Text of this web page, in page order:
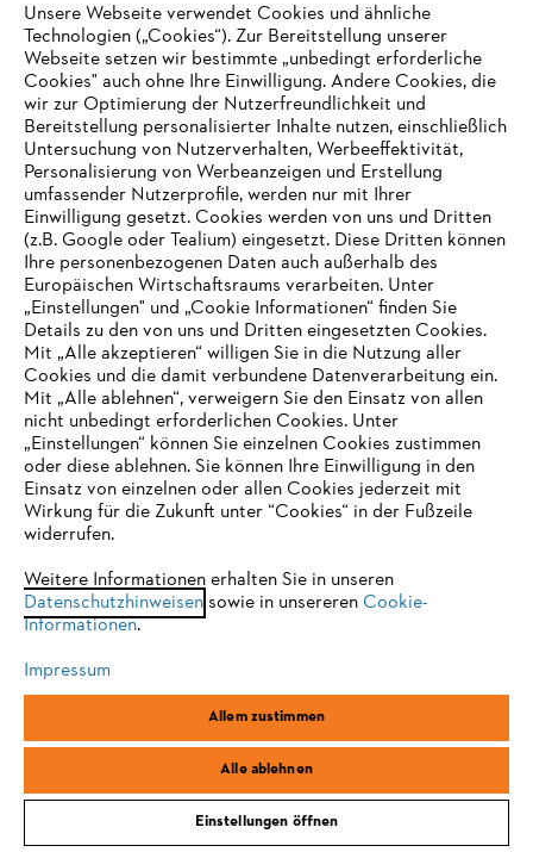
Sorgen Sie dafür, dass Sie einen sicheren Stand haben, und
vergewissern Sie sich nochmals, dass die Motorsense sicher liegt.
Drücken Sie das Gerät fest auf den Boden, so dass es beim
Startvorgang nicht kippen kann. Prüfen Sie, ob das Werkzeug frei
liegt.
Ziehen Sie mit der rechten Hand den Anwerfgriff langsam bis zum
ersten spürbaren Anschlag heraus. Dann ziehen Sie bei
ohne ErgoStartschnell und kräftig am Anwerfseil. BeiGeräten
ziehen Sie gefühlvoll und mit gleichbleibender Kraft
am Anwerfseil. Ziehen Sie dabei möglichst senkrecht nach oben.
IHR BROWSER WIRD NICHT
UNTERSTÜTZT
eine optimale Nutzung unserer Seite empfehlen wir Ihnen, zu
einem der folgenden Browser zu wechseln:
Firefox Chrome
Unsere Webseite verwendet Cookies und ähnliche
Technologien („Cookies“). Zur Bereitstellung unserer
Webseite setzen wir bestimmte „unbedingt erforderliche
Cookies" auch ohne Ihre Einwilligung. Andere Cookies, die
wir zur Optimierung der Nutzerfreundlichkeit und
Bereitstellung personalisierter Inhalte nutzen, einschließlich
Untersuchung von Nutzerverhalten, Werbeeffektivität,
Personalisierung von Werbeanzeigen und Erstellung
umfassender Nutzerprofile, werden nur mit Ihrer
Einwilligung gesetzt. Cookies werden von uns und Dritten
(z.B. Google oder Tealium) eingesetzt. Diese Dritten können
Ihre personenbezogenen Daten auch außerhalb des
Europäischen Wirtschaftsraums verarbeiten. Unter
„Einstellungen" und „Cookie Informationen“ finden Sie
Details zu den von uns und Dritten eingesetzten Cookies.
Mit „Alle akzeptieren“ willigen Sie in die Nutzung aller
Cookies und die damit verbundene Datenverarbeitung ein.
Mit „Alle ablehnen“, verweigern Sie den Einsatz von allen
nicht unbedingt erforderlichen Cookies. Unter
„Einstellungen“ können Sie einzelnen Cookies zustimmen
oder diese ablehnen. Sie können Ihre Einwilligung in den
Einsatz von einzelnen oder allen Cookies jederzeit mit
Wirkung für die Zukunft unter “Cookies“ in der Fußzeile
widerrufen.
Weitere Informationen erhalten Sie in unseren
Datenschutzhinweisensowie in unsereren Cookie-
Informationen.
Impressum
Allem zustimmen
Alle ablehnen
Einstellungen öffnen